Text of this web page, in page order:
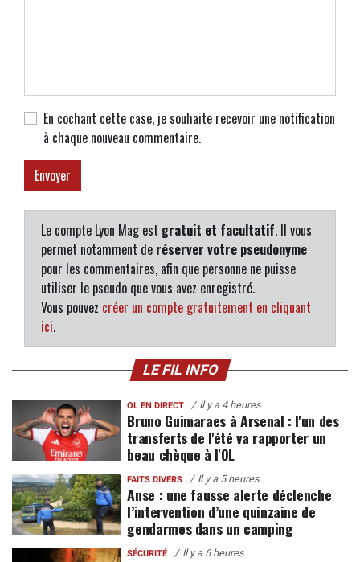
En cochant cette case, je souhaite recevoir une notification
à chaque nouveau commentaire.
Le compte Lyon Mag est gratuit et facultatif. Il vous
permet notamment de réserver votre pseudonyme
pour les commentaires, afin que personne ne puisse
utiliser le pseudo que vous avez enregistré.
Vous pouvez créer un compte gratuitement en cliquant
ici.
LE FIL INFO
OL EN DIRECT Il y a 4 heures
Bruno Guimaraes à Arsenal : l'un des
transferts de l'été va rapporter un
beau chèque à l'OL
FAITS DIVERS Il y a 5 heures
Anse : une fausse alerte déclenche
l’intervention d’une quinzaine de
gendarmes dans un camping
SÉCURITÉ Il y a 6 heures